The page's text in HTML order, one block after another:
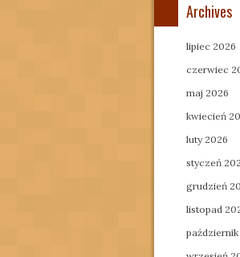
Archives
lipiec 2026
czerwiec
maj 2026
kwiecień
luty 2026
styczeń
grudzień
listopad